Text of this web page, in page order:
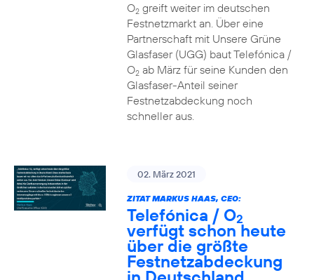
O2greift weiter im deutschen
Festnetzmarkt an. Über eine
Partnerschaft mit Unsere Grüne
Glasfaser (UGG) baut Telefónica /
O2ab März für seine Kunden den
Glasfaser-Anteil seiner
Festnetzabdeckung noch
schneller aus.
02. März 2021
ZITAT MARKUS HAAS, CEO:
Telefónica / O2
verfügt schon heute
über die größte
Festnetzabdeckung